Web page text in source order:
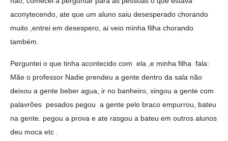
aconytecendo, ate que um aluno saiu desesperado chorando
muito ,entrei em desespero, ai veio minha filha chorando
também.
Perguntei o que tinha acontecido com ela ,e minha filha fala:
Mãe o professor Nadie prendeu a gente dentro da sala não
deixou a gente beber agua, ir no banheiro, xingou a gente com
palavrões pesados pegou a gente pelo braco empurrou, bateu
na gente. pegou a prova e ate rasgou a bateu em outros alunos
deu moca etc .